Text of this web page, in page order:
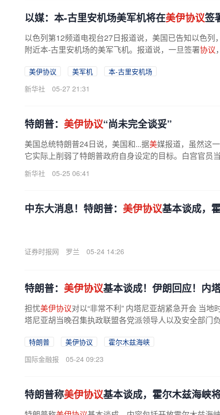
以媒：本-古里安机场美军机将在美伊协议签
以色列第12频道电视台27日报道说，美国已告知以色列
附近本-古里安机场的美军飞机。报道说，一旦签署协议
美伊协议 美军机
本-古里安机场
新华社
05-27 21:31
特朗普： 美伊协议“尚未完全谈妥”
美国总统特朗普24日说，美国和...据美媒报道，虽然这一
它实际上削弱了特朗普政府自身设定的目标。白宫官员
新华社 05-25 06:41
中东大消息！特朗普： 美伊协议基本谈成，
证券时报网 罗兰 05-24 14:26
特朗普： 美伊协议基本谈成！伊朗回应！内
担忧美伊协议对以“非常不利” 内塔尼亚胡紧急开会 当
塔尼亚胡当晚召集执政联盟各党派领导人以及安全部门
特朗普 美伊协议
霍尔木兹海峡
国际金融报
05-24 09:23
特朗普称美伊协议基本谈成，霍尔木兹海峡